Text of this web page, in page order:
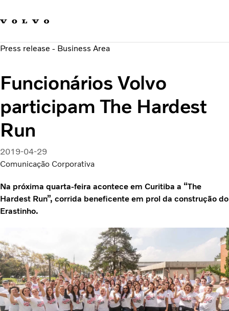
Carreira
Sustentabilidade e Segurança
Press release - Business Area
Funcionários Volvo
participam The Hardest
Run
2019-04-29
Comunicação Corporativa
Na próxima quarta-feira acontece em Curitiba a “The
Hardest Run”, corrida beneficente em prol da construção do
Erastinho.